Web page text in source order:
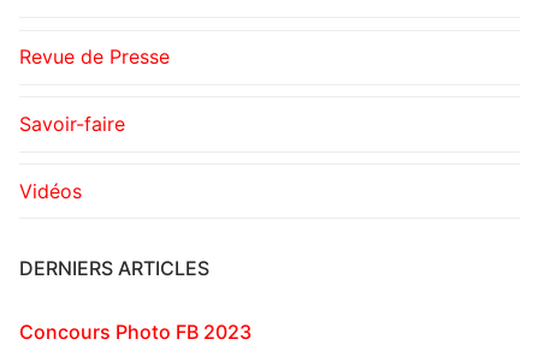
Revue de Presse
Savoir-faire
Vidéos
DERNIERS ARTICLES
Concours Photo FB 2023